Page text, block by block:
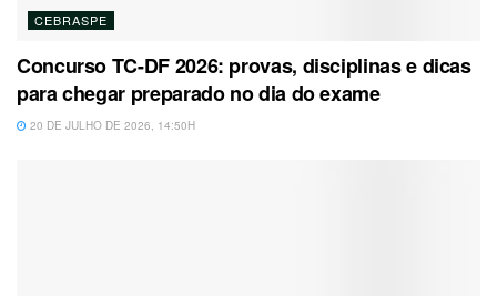
CEBRASPE
Concurso TC-DF 2026: provas, disciplinas e dicas
para chegar preparado no dia do exame
20 DE JULHO DE 2026, 14:50H